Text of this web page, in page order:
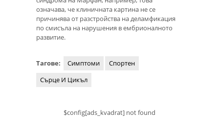
означава, че клиничната картина не се
причинява от разстройства на деламфикация
по смисъла на нарушения в ембрионалното
развитие.
Тагове: Симптоми
Спортен
Сърце И Цикъл
$config[ads_kvadrat] not found